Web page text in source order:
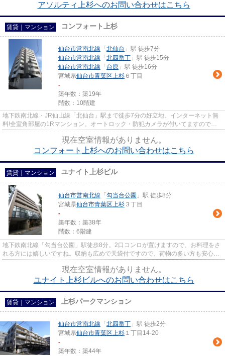
アソルティ上杉へのお問い合わせはこちら
賃貸｜マンション コンフォート上杉
仙台市営南北線 「 北仙台 」駅 徒歩7分
仙台市営南北線 「 北四番丁 」駅 徒歩15分
仙台市営南北線 「 台原 」駅 徒歩16分
宮城県仙台市青葉区上杉 ６丁目
-
築年数：築19年
階数：10階建
地下鉄南北線・JR仙山線「北仙台」駅まで徒歩7分の好立地。インターネット無
料!全室角部屋の1Rマンション。オートロック・防犯カメラが付いてますので、
現在空室情報がありません。
コンフォート上杉へのお問い合わせはこちら
賃貸｜マンション ユナイト上杉ビル
仙台市営南北線 「 勾当台公園 」駅 徒歩8分
宮城県仙台市青葉区上杉 ３丁目
-
築年数：築38年
階数：6階建
地下鉄南北線「勾当台公園」駅徒歩8分。2口コンロが置けますので、お料理をさ
れる方には嬉しいですね。収納も広めで天袋付ですので、荷物の多い方も安心で
現在空室情報がありません。
ユナイト上杉ビルへのお問い合わせはこちら
賃貸｜マンション 上杉パークマンション
仙台市営南北線 「 北四番丁 」駅 徒歩2分
宮城県仙台市青葉区上杉 １丁目14-20
-
築年数：築44年